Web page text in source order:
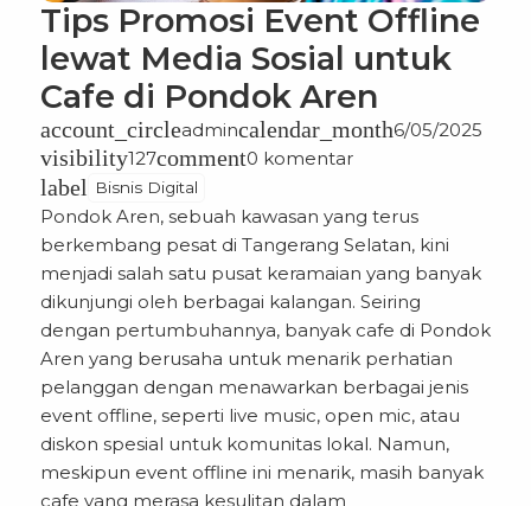
Tips Promosi Event Offline
lewat Media Sosial untuk
Cafe di Pondok Aren
account_circleadmincalendar_month6/05/2025
visibility127comment0 komentar
label Bisnis Digital
Pondok Aren, sebuah kawasan yang terus
berkembang pesat di Tangerang Selatan, kini
menjadi salah satu pusat keramaian yang banyak
dikunjungi oleh berbagai kalangan. Seiring
dengan pertumbuhannya, banyak cafe di Pondok
Aren yang berusaha untuk menarik perhatian
pelanggan dengan menawarkan berbagai jenis
event offline, seperti live music, open mic, atau
diskon spesial untuk komunitas lokal. Namun,
meskipun event offline ini menarik, masih banyak
cafe yang merasa kesulitan dalam